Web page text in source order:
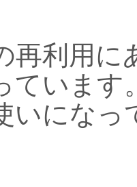
再利用に
ています
いになっ